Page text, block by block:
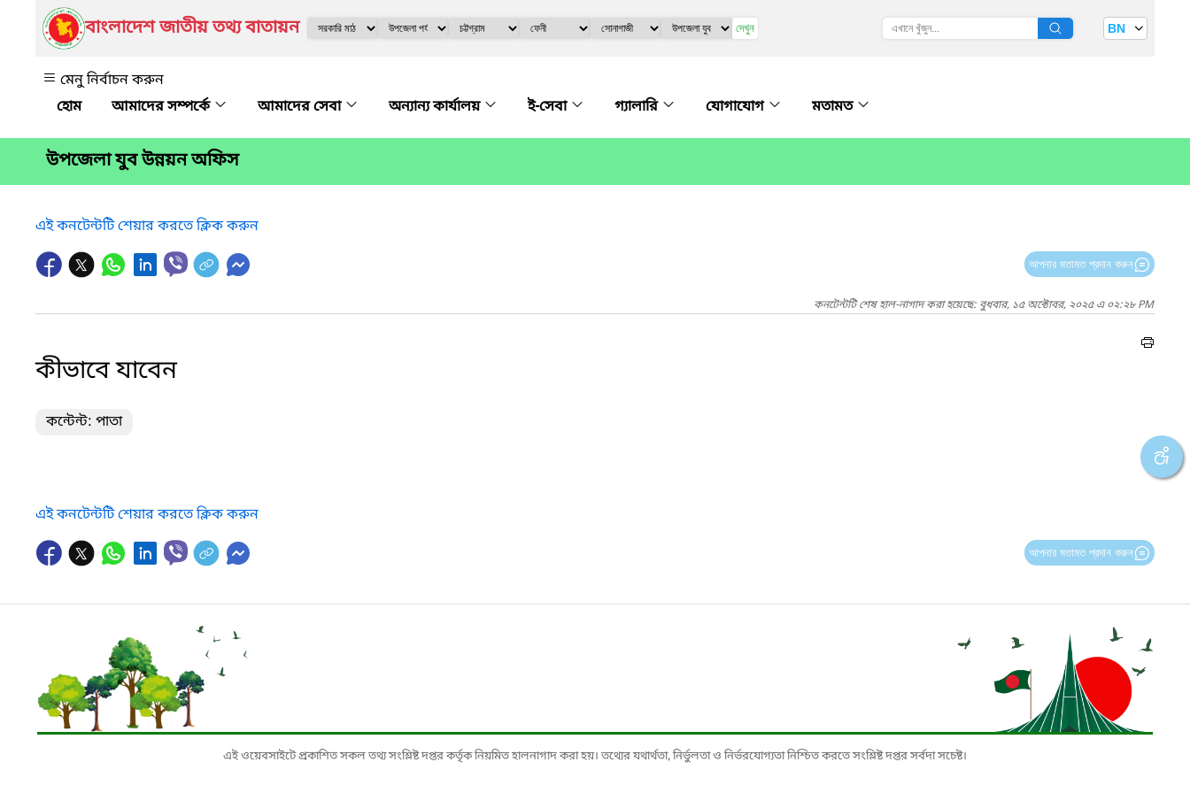
বাংলাদেশ জাতীয় তথ্য বাতায়ন দেখুন BN
মেনু নির্বাচন করুন
আমাদের সম্পর্কে
আমাদের সেবা অন্যান্য কার্যালয় ই-সেবা গ্যালারি যোগাযোগ মতামত
উপজেলা যুব উন্নয়ন অফিস
এই কনটেন্টটি শেয়ার করতে ক্লিক করুন
আপনার মতামত প্রদান করুন
কনটেন্টটি শেষ হাল-নাগাদ করা হয়েছে: বুধবার, ১৫ অক্টোবর, ২০২৫ এ ০২:২৮ PM
কীভাবে যাবেন
কন্টেন্ট: পাতা
এই কনটেন্টটি শেয়ার করতে ক্লিক করুন
আপনার মতামত প্রদান করুন
এই ওয়েবসাইটে প্রকাশিত সকল তথ্য সংশ্লিষ্ট দপ্তর কর্তৃক নিয়মিত হালনাগাদ করা হয়। তথ্যের যথার্থতা, নির্ভুলতা ও নির্ভরযোগ্যতা নিশ্চিত করতে সংশ্লিষ্ট দপ্তর সর্বদা সচেষ্ট।